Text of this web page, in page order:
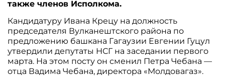
также членов Исполкома.
Кандидатуру Ивана Крецу на должность
председателя Вулканештского района по
предложению башкана Гагаузии Евгении Гуцул
утвердили депутаты НСГ на заседании первого
марта. На этом посту он сменил Петра Чебана —
отца Вадима Чебана, директора «Молдовагаз».